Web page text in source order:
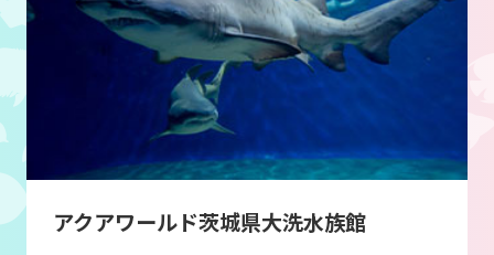
アクアワールド茨城県大洗水族館